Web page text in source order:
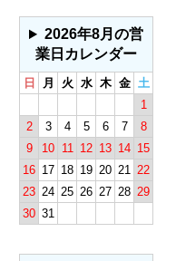
2026年8月の営
業日カレンダー
日 月 火 水 木 金 土
1
2
3 4 5 6 7
8
9
10 11 12 13 14 15
16 17 18 19 20 21 22
23 24 25 26 27 28 29
30 31